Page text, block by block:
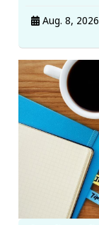
Aug. 8, 2026